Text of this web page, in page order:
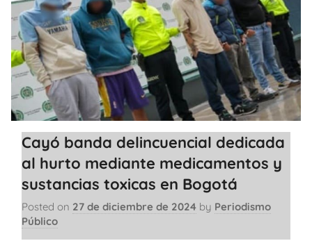
Cayó banda delincuencial dedicada
al hurto mediante medicamentos y
sustancias toxicas en Bogotá
Posted on 27 de diciembre de 2024 by Periodismo
Público